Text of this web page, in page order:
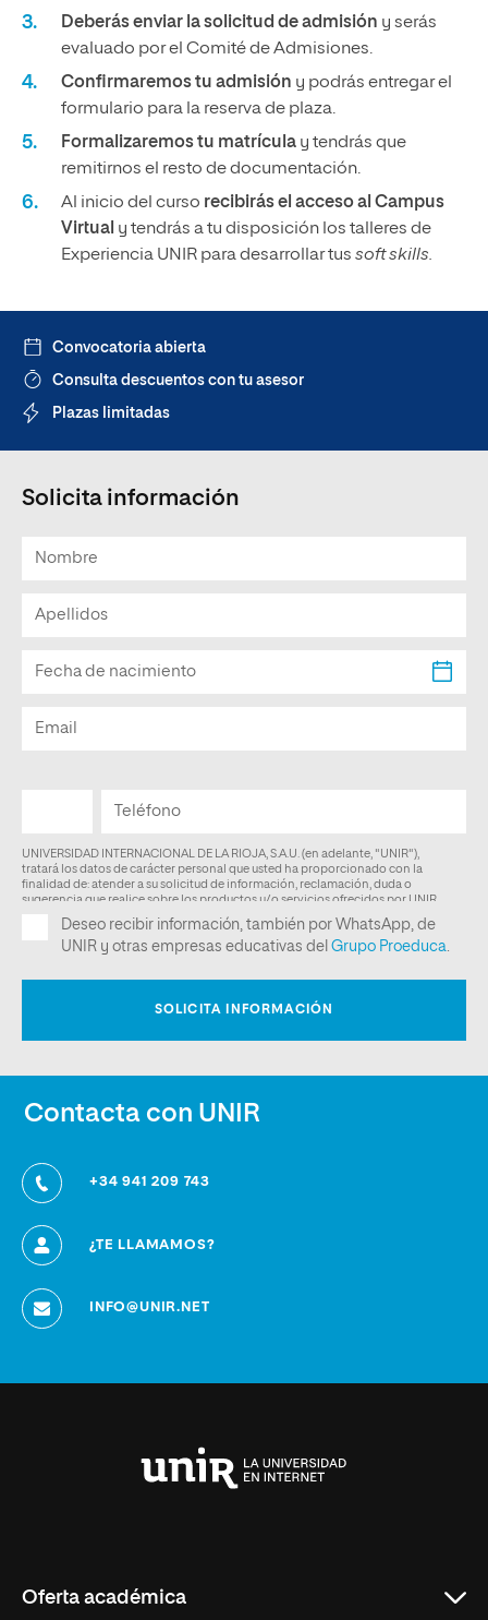
Deberás enviar la solicitud de admisión y serás
evaluado por el Comité de Admisiones.
Confirmaremos tu admisión y podrás entregar el
formulario para la reserva de plaza.
Formalizaremos tu matrícula y tendrás que
remitirnos el resto de documentación.
Al inicio del curso recibirás el acceso al Campus
Virtual y tendrás a tu disposición los talleres de
Experiencia UNIR para desarrollar tus soft skills.
Convocatoria abierta
Consulta descuentos con tu asesor
Plazas limitadas
Solicita información
Contacta con UNIR
+34 941 209 743
¿TE LLAMAMOS?
INFO@UNIR.NET
Oferta académica